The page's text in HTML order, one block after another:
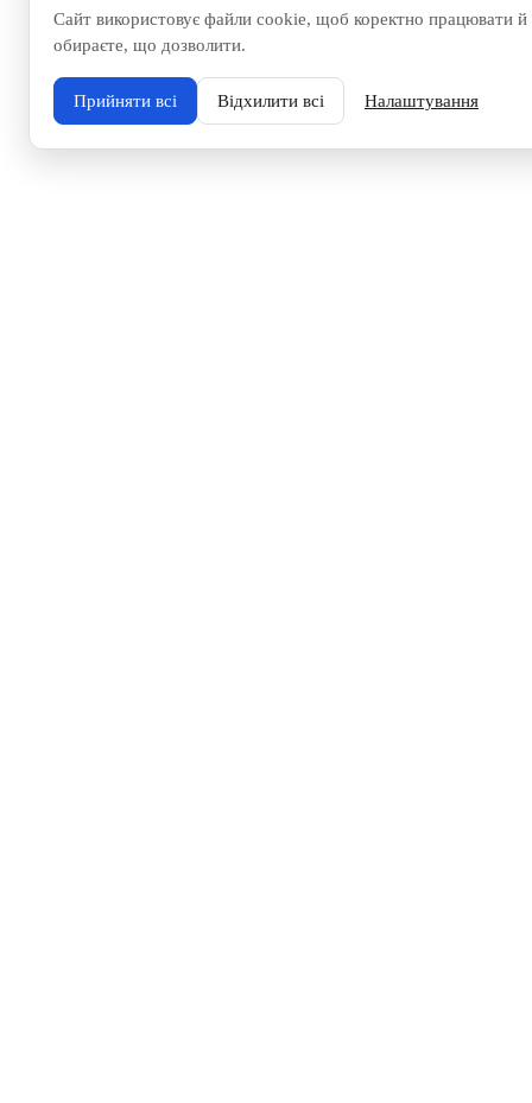
Сайт використовує файли cookie, щоб коректно працювати
обираєте, що дозволити.
Прийняти всі Відхилити всі Налаштування